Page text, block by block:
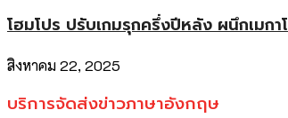
โฮมโปร ปรับเกมรุกครึ่งปีหลัง ผนึกเมกาโ
สิงหาคม 22, 2025
บริการจัดส่งข่าวภาษาอังกฤษ